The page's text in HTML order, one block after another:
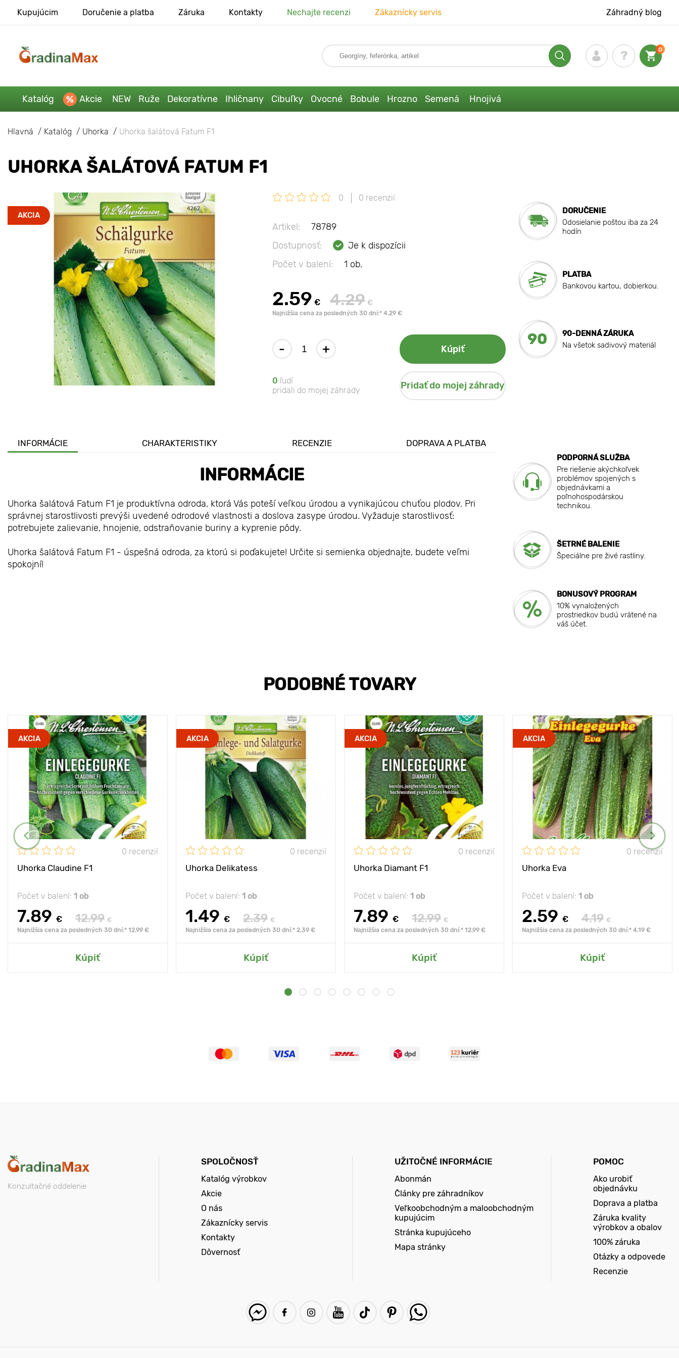
Kupujúcim Doručenie a platba Záruka Kontakty Nechajte recenzi Zákaznícky servis Záhradný blog
0
Katalóg Akcie NEW Ruže Dekoratívne Ihličnany Cibuľky Ovocné Bobule Hrozno Semená Hnojivá
Hlavná Katalóg Uhorka Uhorka šalátová Fatum F1
UHORKA ŠALÁTOVÁ FATUM F1
AKCIA
0 0 recenzií
Artikel:
78789
Dostupnosť:
Je k dispozícii
Počet v balení:
1 ob.
2.59 € 4.29 €
Najnižšia cena za posledných 30 dní:* 4.29 €
- + Kúpiť
0 ľudí
pridali do mojej záhrady
Pridať do mojej záhrady
DORUČENIE
Odosielanie poštou iba za 24
hodín
PLATBA
Bankovou kartou, dobierkou.
90
90-DENNÁ ZÁRUKA
Na všetok sadivový materiál
INFORMÁCIE CHARAKTERISTIKY RECENZIE DOPRAVA A PLATBA
INFORMÁCIE
Uhorka šalátová Fatum F1 je produktívna odroda, ktorá Vás poteší veľkou úrodou a vynikajúcou chuťou plodov. Pri
správnej starostlivosti prevýši uvedené odrodové vlastnosti a doslova zasype úrodou. Vyžaduje starostlivosť:
potrebujete zalievanie, hnojenie, odstraňovanie buriny a kyprenie pôdy.
Uhorka šalátová Fatum F1 - úspešná odroda, za ktorú si poďakujete! Určite si semienka objednajte, budete veľmi
spokojní!
PODPORNÁ SLUŽBA
Pre riešenie akýchkoľvek
problémov spojených s
objednávkami a
poľnohospodárskou
technikou.
ŠETRNÉ BALENIE
Špeciálne pre živé rastliny.
BONUSOVÝ PROGRAM
10% vynaložených
prostriedkov budú vrátené na
váš účet.
PODOBNÉ TOVARY
AKCIA
0 recenzií
Uhorka Claudine F1
Počet v balení: 1 ob
7.89 € 12.99 €
Najnižšia cena za posledných 30 dní:* 12.99 €
Kúpiť
AKCIA
0 recenzií
Uhorka Delikatess
Počet v balení: 1 ob
1.49 € 2.39 €
Najnižšia cena za posledných 30 dní:* 2.39 €
Kúpiť
AKCIA
0 recenzií
Uhorka Diamant F1
Počet v balení: 1 ob
7.89 € 12.99 €
Najnižšia cena za posledných 30 dní:* 12.99 €
Kúpiť
AKCIA
0 recenzií
Uhorka Eva
Počet v balení: 1 ob
2.59 € 4.19 €
Najnižšia cena za posledných 30 dní:* 4.19 €
Kúpiť
Konzultačné oddelenie
SPOLOČNOSŤ
Katalóg výrobkov
Akcie
O nás
Zákaznícky servis
Kontakty
Dôvernosť
UŽITOČNÉ INFORMÁCIE
Abonmán
Články pre záhradníkov
Veľkoobchodným a maloobchodným
kupujúcim
Stránka kupujúceho
Mapa stránky
POMOC
Ako urobiť
objednávku
Doprava a platba
Záruka kvality
výrobkov a obalov
100% záruka
Otázky a odpovede
Recenzie